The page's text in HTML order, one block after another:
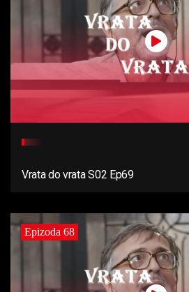
Vrata do vrata S02 Ep69
Epizoda 68